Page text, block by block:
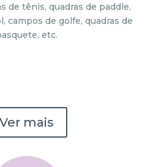
de tênis, quadras de paddle,
campos de golfe, quadras de
etc.
Ver mais